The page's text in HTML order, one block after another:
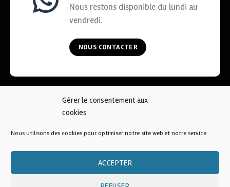
Gérer le consentement aux
cookies
Nous utilisons des cookies pour optimiser notre site web et notre service.
ACCEPTER
Nous restons disponible du lundi au
vendredi.
NOUS CONTACTER
COOKIES CGV MENTIONS LÉGALES